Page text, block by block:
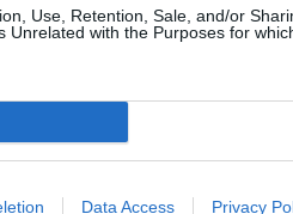
Use, Retention, Sale, and/or
Unrelated with the Purposes for
Data Access Privacy